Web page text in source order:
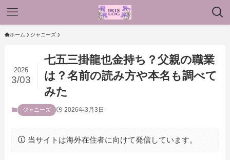
ホーム ジャニーズ
七五三掛龍也金持ち？父親の職業
は？名前の読み方や本名も調べて
みた
2026
3/03
ジャニーズ 2026年3月3日
当サイトは海外在住者に向けて発信しています。